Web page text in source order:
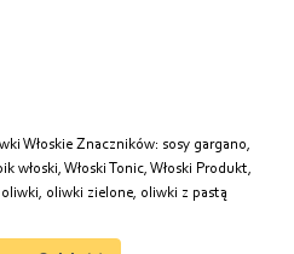
Włoskie Znaczników: sosy gargano,
włoski, Włoski Tonic, Włoski Produkt,
oliwki, oliwki zielone, oliwki z pastą